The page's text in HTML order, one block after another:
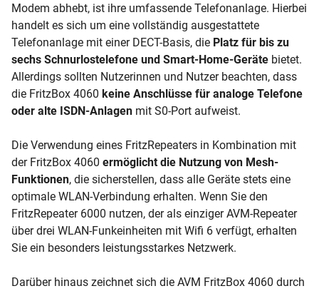
Modem abhebt, ist ihre umfassende Telefonanlage. Hierbei
handelt es sich um eine vollständig ausgestattete
Telefonanlage mit einer DECT-Basis, die Platz für bis zu
sechs Schnurlostelefone und Smart-Home-Geräte bietet.
Allerdings sollten Nutzerinnen und Nutzer beachten, dass
die FritzBox 4060 keine Anschlüsse für analoge Telefone
oder alte ISDN-Anlagen mit S0-Port aufweist.
Die Verwendung eines FritzRepeaters in Kombination mit
der FritzBox 4060 ermöglicht die Nutzung von Mesh-
Funktionen, die sicherstellen, dass alle Geräte stets eine
optimale WLAN-Verbindung erhalten. Wenn Sie den
FritzRepeater 6000 nutzen, der als einziger AVM-Repeater
über drei WLAN-Funkeinheiten mit Wifi 6 verfügt, erhalten
Sie ein besonders leistungsstarkes Netzwerk.
Darüber hinaus zeichnet sich die AVM FritzBox 4060 durch